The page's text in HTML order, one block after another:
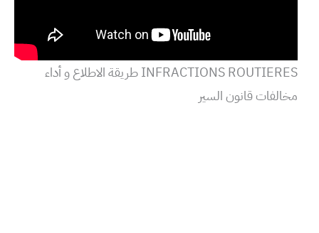
INFRACTIONS ROUTIERES طريقة الاطلاع و أداء
مخالفات قانون السير